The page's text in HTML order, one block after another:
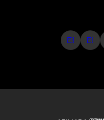
E! E!